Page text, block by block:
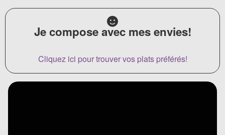
Je compose avec mes envies!
Cliquez ici pour trouver vos plats préférés!